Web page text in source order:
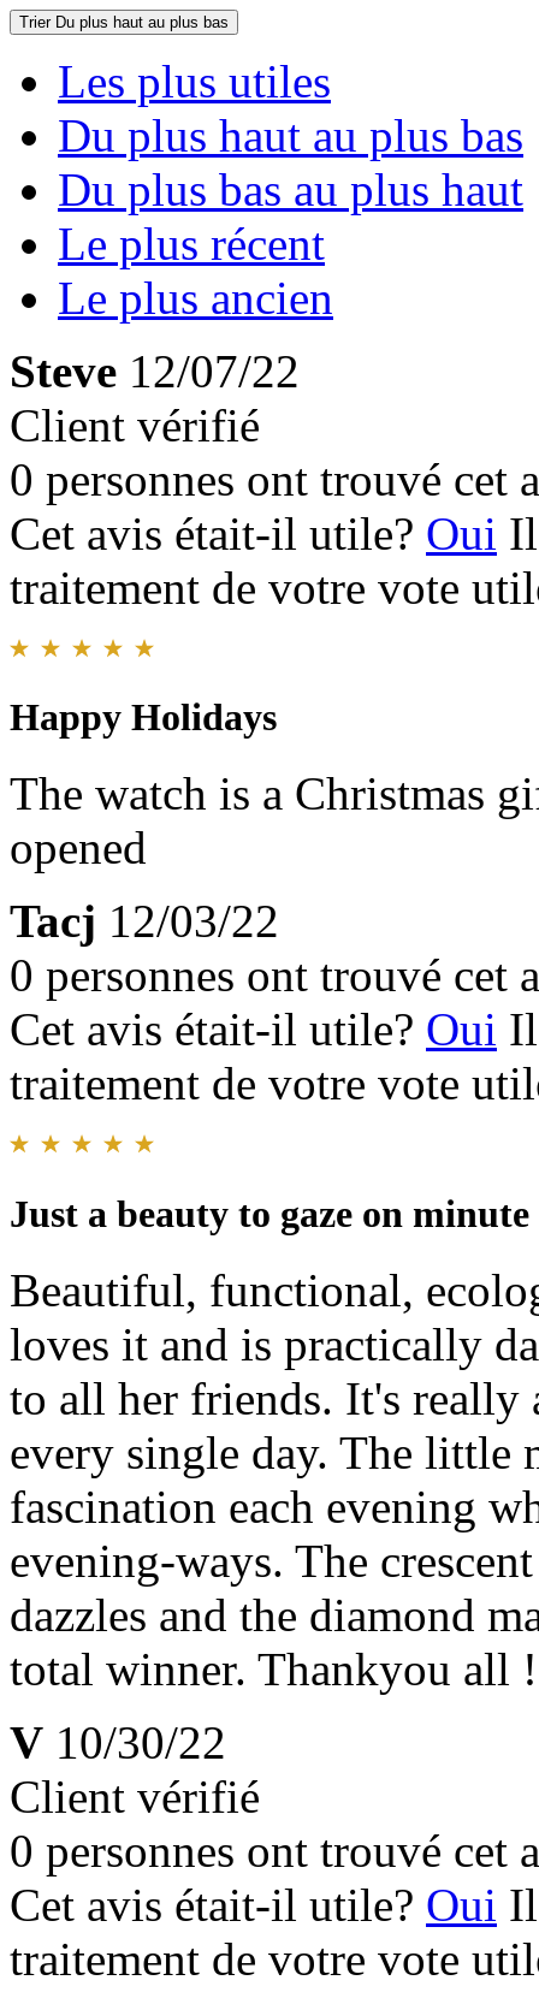
Trier Du plus haut au plus bas
Les plus utiles
Du plus haut au plus bas
Du plus bas au plus haut
Le plus récent
Le plus ancien
Steve 12/07/22
Client vérifié
0 personnes ont trouvé cet
Cet avis était-il utile? Oui
traitement de votre vote
Happy Holidays
The watch is a Christmas
opened
Tacj 12/03/22
0 personnes ont trouvé cet
Cet avis était-il utile? Oui
traitement de votre vote
Just a beauty to gaze on
Beautiful, functional,
loves it and is practically
to all her friends. It's really
every single day. The little
fascination each evening
evening-ways. The
dazzles and the diamond
total winner. Thankyou all
V 10/30/22
Client vérifié
0 personnes ont trouvé cet
Cet avis était-il utile? Oui
traitement de votre vote